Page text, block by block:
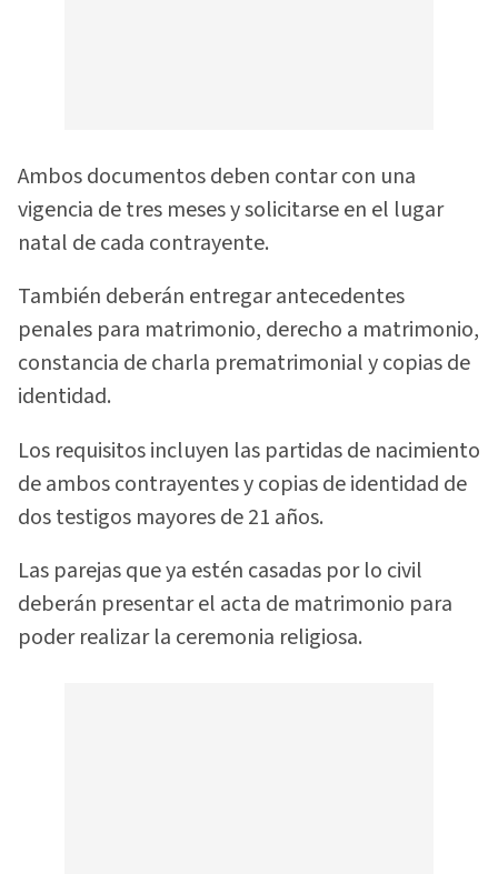
Ambos documentos deben contar con una
vigencia de tres meses y solicitarse en el lugar
natal de cada contrayente.
También deberán entregar antecedentes
penales para matrimonio, derecho a matrimonio,
constancia de charla prematrimonial y copias de
identidad.
Los requisitos incluyen las partidas de nacimiento
de ambos contrayentes y copias de identidad de
dos testigos mayores de 21 años.
Las parejas que ya estén casadas por lo civil
deberán presentar el acta de matrimonio para
poder realizar la ceremonia religiosa.